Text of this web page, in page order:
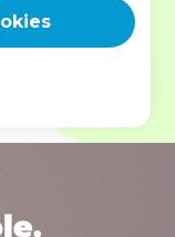
est faite